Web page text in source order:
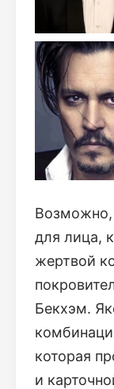
для лица,
жертвой
Бекхэм.
которая
и